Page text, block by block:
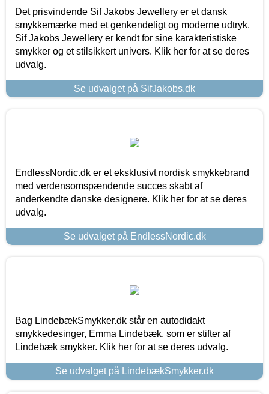
Det prisvindende Sif Jakobs Jewellery er et dansk
smykkemærke med et genkendeligt og moderne udtryk.
Sif Jakobs Jewellery er kendt for sine karakteristiske
smykker og et stilsikkert univers. Klik her for at se deres
udvalg.
Se udvalget på SifJakobs.dk
EndlessNordic.dk er et eksklusivt nordisk smykkebrand
med verdensomspændende succes skabt af
anderkendte danske designere. Klik her for at se deres
udvalg.
Se udvalget på EndlessNordic.dk
Bag LindebækSmykker.dk står en autodidakt
smykkedesinger, Emma Lindebæk, som er stifter af
Lindebæk smykker. Klik her for at se deres udvalg.
Se udvalget på LindebækSmykker.dk